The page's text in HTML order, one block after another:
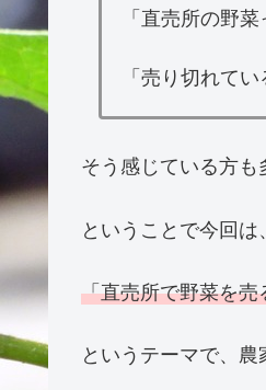
「直売所の野
「売り切れて
そう感じている方も
ということで今回は、
「直売所で野菜を
というテーマで、農